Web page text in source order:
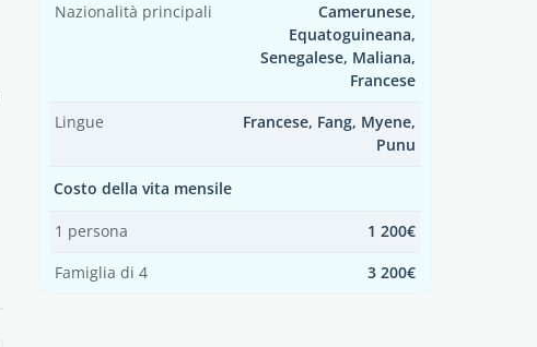
Nazionalità principali
Camerunese,
Equatoguineana,
Senegalese, Maliana,
Francese
Lingue
Francese, Fang, Myene,
Punu
Costo della vita mensile
1 persona 1 200€
Famiglia di 4 3 200€